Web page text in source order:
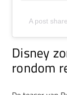
A post
Disney
rondom